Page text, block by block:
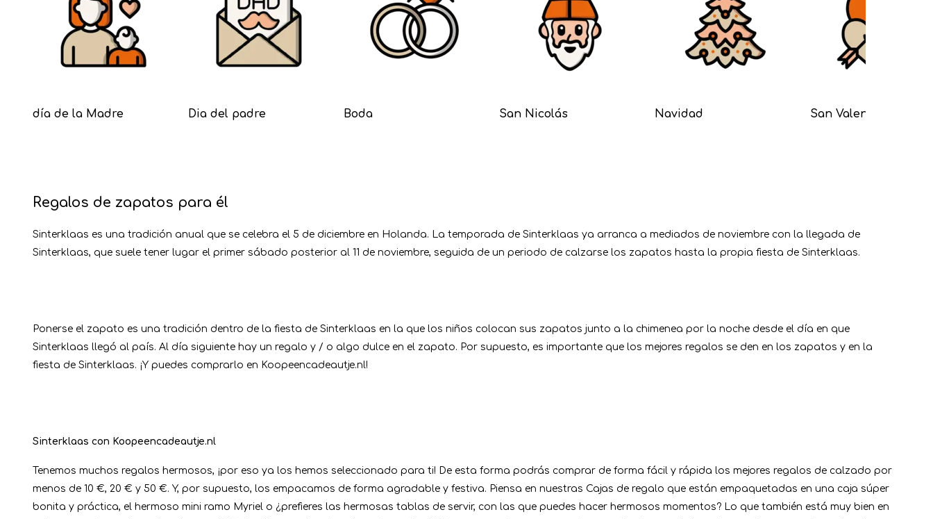
día de la Madre Dia del padre Boda San Nicolás Navidad San Valentín
Regalos de zapatos para él
Sinterklaas es una tradición anual que se celebra el 5 de diciembre en Holanda. La temporada de Sinterklaas ya arranca a mediados de noviembre con la llegada de
Sinterklaas, que suele tener lugar el primer sábado posterior al 11 de noviembre, seguida de un periodo de calzarse los zapatos hasta la propia fiesta de Sinterklaas.
Ponerse el zapato es una tradición dentro de la fiesta de Sinterklaas en la que los niños colocan sus zapatos junto a la chimenea por la noche desde el día en que
Sinterklaas llegó al país. Al día siguiente hay un regalo y / o algo dulce en el zapato. Por supuesto, es importante que los mejores regalos se den en los zapatos y en la
fiesta de Sinterklaas. ¡Y puedes comprarlo en Koopeencadeautje.nl!
Sinterklaas con Koopeencadeautje.nl
Tenemos muchos regalos hermosos, ¡por eso ya los hemos seleccionado para ti! De esta forma podrás comprar de forma fácil y rápida los mejores regalos de calzado por
menos de 10 €, 20 € y 50 €. Y, por supuesto, los empacamos de forma agradable y festiva. Piensa en nuestras Cajas de regalo que están empaquetadas en una caja súper
bonita y práctica, el hermoso mini ramo Myriel o ¿prefieres las hermosas tablas de servir, con las que puedes hacer hermosos momentos? Lo que también está muy bien en